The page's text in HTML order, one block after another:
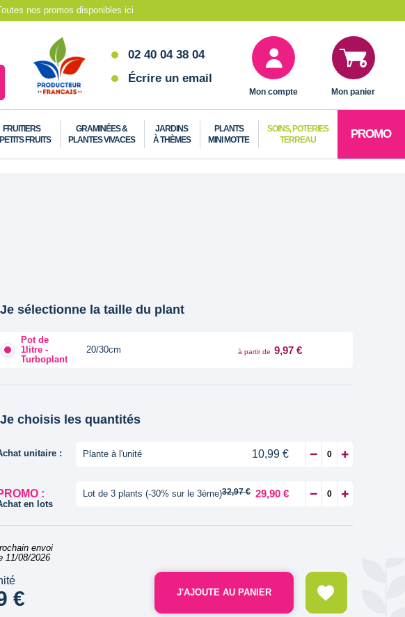
nos promos disponibles ici
02 40 04 38 04
Écrire un email
Mon compte Mon panier
FRUITIERS
FRUITS
GRAMINÉES &
PLANTES VIVACES
JARDINS
À THÈMES
PLANTS
MINI MOTTE
SOINS, POTERIES
TERREAU
PROMO
Je sélectionne la taille du plant
Pot de
1litre -
Turboplant
20/30cm à partir de 9,97 €
Je choisis les quantités
unitaire : Plante à l'unité 10,99 €
:
en lots
Lot de 3 plants (-30% sur le 3ème)32,97 € 29,90 €
envoi
11/08/2026
€ J'AJOUTE AU PANIER